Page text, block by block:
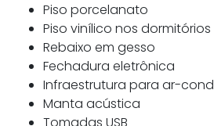
Piso porcelanato
Piso vinílico nos dormitórios
Rebaixo em gesso
Fechadura eletrônica
Infraestrutura para ar-
Manta acústica